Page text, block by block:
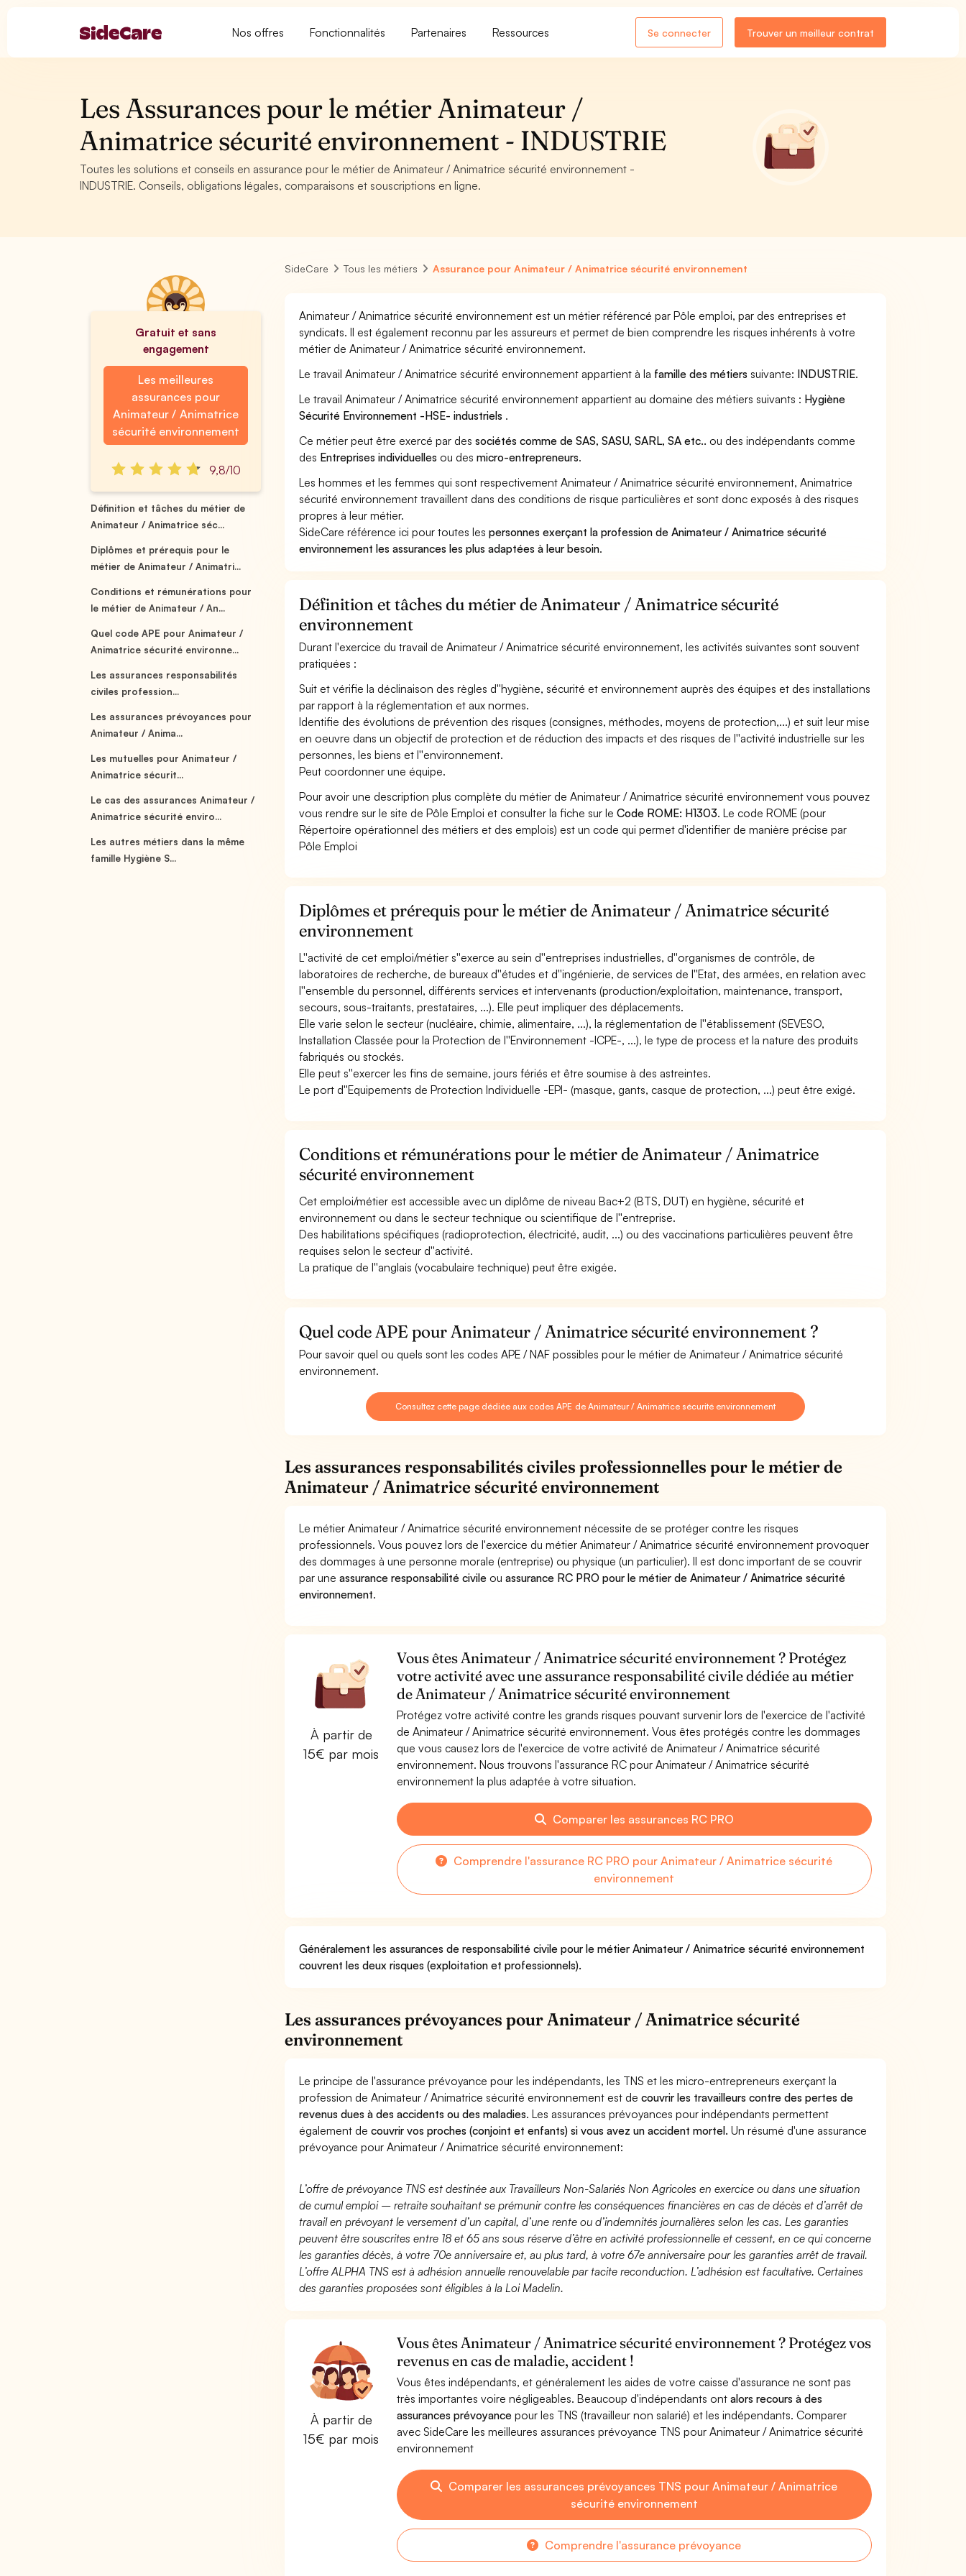
Nos offres Fonctionnalités Partenaires Ressources Se connecter Trouver un meilleur contrat
Les Assurances pour le métier Animateur /
Animatrice sécurité environnement - INDUSTRIE
Toutes les solutions et conseils en assurance pour le métier de Animateur / Animatrice sécurité environnement -
INDUSTRIE. Conseils, obligations légales, comparaisons et souscriptions en ligne.
Gratuit et sans
engagement
Les meilleures
assurances pour
Animateur / Animatrice
sécurité environnement
9,8/10
Définition et tâches du métier de
Animateur / Animatrice séc...
Diplômes et prérequis pour le
métier de Animateur / Animatri...
Conditions et rémunérations pour
le métier de Animateur / An...
Quel code APE pour Animateur /
Animatrice sécurité environne...
Les assurances responsabilités
civiles profession...
Les assurances prévoyances pour
Animateur / Anima...
Les mutuelles pour Animateur /
Animatrice sécurit...
Le cas des assurances Animateur /
Animatrice sécurité enviro...
Les autres métiers dans la même
famille Hygiène S...
SideCare Tous les métiers Assurance pour Animateur / Animatrice sécurité environnement
Animateur / Animatrice sécurité environnement est un métier référencé par Pôle emploi, par des entreprises et
syndicats. Il est également reconnu par les assureurs et permet de bien comprendre les risques inhérents à votre
métier de Animateur / Animatrice sécurité environnement.
Le travail Animateur / Animatrice sécurité environnement appartient à la famille des métiers suivante: INDUSTRIE.
Le travail Animateur / Animatrice sécurité environnement appartient au domaine des métiers suivants : Hygiène
Sécurité Environnement -HSE- industriels .
Ce métier peut être exercé par dessociétés comme de SAS, SASU, SARL, SA etc.. ou des indépendants comme
des Entreprises individuelles ou desmicro-entrepreneurs.
Les hommes et les femmes qui sont respectivement Animateur / Animatrice sécurité environnement, Animatrice
sécurité environnement travaillent dans des conditions de risque particulières et sont donc exposés à des risques
propres à leur métier.
SideCare référence ici pour toutes lespersonnes exerçant la profession de Animateur / Animatrice sécurité
environnement les assurances les plus adaptées à leur besoin.
Définition et tâches du métier de Animateur / Animatrice sécurité
environnement
Durant l'exercice du travail de Animateur / Animatrice sécurité environnement, les activités suivantes sont souvent
pratiquées :
Suit et vérifie la déclinaison des règles d''hygiène, sécurité et environnement auprès des équipes et des installations
par rapport à la réglementation et aux normes.
Identifie des évolutions de prévention des risques (consignes, méthodes, moyens de protection,...) et suit leur mise
en oeuvre dans un objectif de protection et de réduction des impacts et des risques de l''activité industrielle sur les
personnes, les biens et l''environnement.
Peut coordonner une équipe.
Pour avoir une description plus complète du métier de Animateur / Animatrice sécurité environnement vous pouvez
vous rendre sur le site de Pôle Emploi et consulter la fiche sur leCode ROME: H1303. Le code ROME (pour
Répertoire opérationnel des métiers et des emplois) est un code qui permet d'identifier de manière précise par
Pôle Emploi
Diplômes et prérequis pour le métier de Animateur / Animatrice sécurité
environnement
L''activité de cet emploi/métier s''exerce au sein d''entreprises industrielles, d''organismes de contrôle, de
laboratoires de recherche, de bureaux d''études et d''ingénierie, de services de l''Etat, des armées, en relation avec
l''ensemble du personnel, différents services et intervenants (production/exploitation, maintenance, transport,
secours, sous-traitants, prestataires, ...). Elle peut impliquer des déplacements.
Elle varie selon le secteur (nucléaire, chimie, alimentaire, ...), la réglementation de l''établissement (SEVESO,
Installation Classée pour la Protection de l''Environnement -ICPE-, ...), le type de process et la nature des produits
fabriqués ou stockés.
Elle peut s''exercer les fins de semaine, jours fériés et être soumise à des astreintes.
Le port d''Equipements de Protection Individuelle -EPI- (masque, gants, casque de protection, ...) peut être exigé.
Conditions et rémunérations pour le métier de Animateur / Animatrice
sécurité environnement
Cet emploi/métier est accessible avec un diplôme de niveau Bac+2 (BTS, DUT) en hygiène, sécurité et
environnement ou dans le secteur technique ou scientifique de l''entreprise.
Des habilitations spécifiques (radioprotection, électricité, audit, ...) ou des vaccinations particulières peuvent être
requises selon le secteur d''activité.
La pratique de l''anglais (vocabulaire technique) peut être exigée.
Quel code APE pour Animateur / Animatrice sécurité environnement ?
Pour savoir quel ou quels sont les codes APE / NAF possibles pour le métier de Animateur / Animatrice sécurité
environnement.
Consultez cette page dédiée aux codes APE de Animateur / Animatrice sécurité environnement
Les assurances responsabilités civiles professionnelles pour le métier de
Animateur / Animatrice sécurité environnement
Le métier Animateur / Animatrice sécurité environnement nécessite de se protéger contre les risques
professionnels. Vous pouvez lors de l'exercice du métier Animateur / Animatrice sécurité environnement provoquer
des dommages à une personne morale (entreprise) ou physique (un particulier). Il est donc important de se couvrir
par uneassurance responsabilité civile ouassurance RC PRO pour le métier de Animateur / Animatrice sécurité
environnement.
À partir de
15€ par mois
Vous êtes Animateur / Animatrice sécurité environnement ? Protégez
votre activité avec une assurance responsabilité civile dédiée au métier
de Animateur / Animatrice sécurité environnement
Protégez votre activité contre les grands risques pouvant survenir lors de l'exercice de l'activité
de Animateur / Animatrice sécurité environnement. Vous êtes protégés contre les dommages
que vous causez lors de l'exercice de votre activité de Animateur / Animatrice sécurité
environnement. Nous trouvons l'assurance RC pour Animateur / Animatrice sécurité
environnement la plus adaptée à votre situation.
Comparer les assurances RC PRO
Comprendre l'assurance RC PRO pour Animateur / Animatrice sécurité
environnement
Généralement les assurances de responsabilité civile pour le métier Animateur / Animatrice sécurité environnement
couvrent les deux risques (exploitation et professionnels).
Les assurances prévoyances pour Animateur / Animatrice sécurité
environnement
Le principe de l'assurance prévoyance pour les indépendants, les TNS et les micro-entrepreneurs exerçant la
profession de Animateur / Animatrice sécurité environnement est decouvrir les travailleurs contre des pertes de
revenus dues à des accidents ou des maladies. Les assurances prévoyances pour indépendants permettent
également decouvrir vos proches (conjoint et enfants) si vous avez un accident mortel. Un résumé d'une assurance
prévoyance pour Animateur / Animatrice sécurité environnement:
L’offre de prévoyance TNS est destinée aux Travailleurs Non-Salariés Non Agricoles en exercice ou dans une situation
de cumul emploi – retraite souhaitant se prémunir contre les conséquences financières en cas de décès et d’arrêt de
travail en prévoyant le versement d’un capital, d’une rente ou d’indemnités journalières selon les cas. Les garanties
peuvent être souscrites entre 18 et 65 ans sous réserve d’être en activité professionnelle et cessent, en ce qui concerne
les garanties décès, à votre 70e anniversaire et, au plus tard, à votre 67e anniversaire pour les garanties arrêt de travail.
L’offre ALPHA TNS est à adhésion annuelle renouvelable par tacite reconduction. L’adhésion est facultative. Certaines
des garanties proposées sont éligibles à la Loi Madelin.
À partir de
15€ par mois
Vous êtes Animateur / Animatrice sécurité environnement ? Protégez vos
revenus en cas de maladie, accident !
Vous êtes indépendants, et généralement les aides de votre caisse d'assurance ne sont pas
très importantes voire négligeables. Beaucoup d'indépendants ont alors recours à des
assurances prévoyancepour les TNS (travailleur non salarié) et les indépendants. Comparer
avec SideCare les meilleures assurances prévoyance TNS pour Animateur / Animatrice sécurité
environnement
Comparer les assurances prévoyances TNS pour Animateur / Animatrice
sécurité environnement
Comprendre l'assurance prévoyance